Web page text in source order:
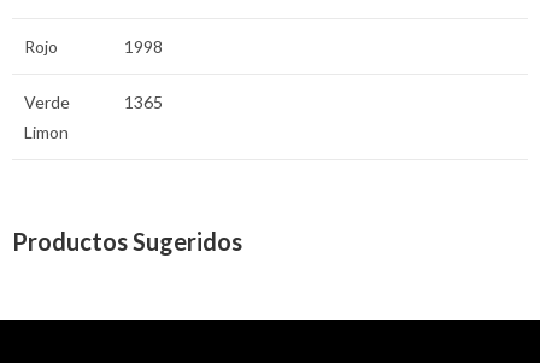
Rojo 1998
Verde
Limon
1365
Productos Sugeridos